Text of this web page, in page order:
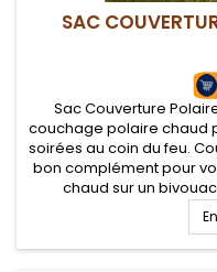
SAC
Sac Couverture
couchage polaire chaud
soirées au coin du feu.
bon complément pour
chaud sur un
complément